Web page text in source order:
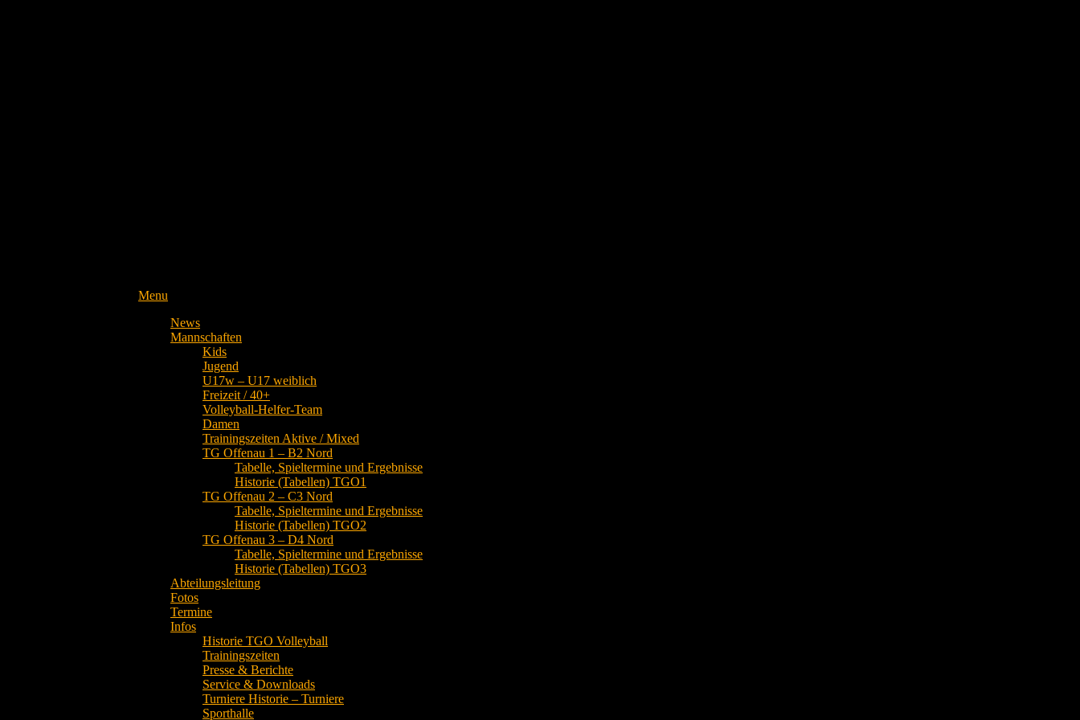
Menu
News
Mannschaften
Kids
Jugend
U17w – U17 weiblich
Freizeit / 40+
Volleyball-Helfer-Team
Damen
Trainingszeiten Aktive / Mixed
TG Offenau 1 – B2 Nord
Tabelle, Spieltermine und Ergebnisse
Historie (Tabellen) TGO1
TG Offenau 2 – C3 Nord
Tabelle, Spieltermine und Ergebnisse
Historie (Tabellen) TGO2
TG Offenau 3 – D4 Nord
Tabelle, Spieltermine und Ergebnisse
Historie (Tabellen) TGO3
Abteilungsleitung
Fotos
Termine
Infos
Historie TGO Volleyball
Trainingszeiten
Presse & Berichte
Service & Downloads
Turniere Historie – Turniere
Sporthalle